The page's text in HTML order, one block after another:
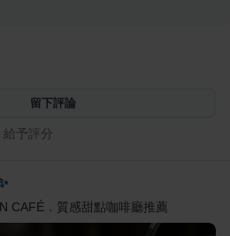
留下評論
給予評分
CAFÉ．質感甜點咖啡廳推薦